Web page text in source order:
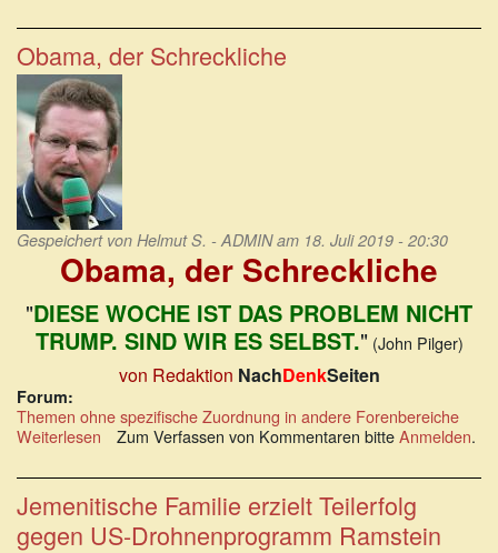
–
die
vergessene
Katastrophe:
Friedenspolitisches
Informationsheft
2019
Obama, der Schreckliche
Gespeichert von Helmut S. - ADMINam 18. Juli 2019 - 20:30
Obama, der Schreckliche
"DIESE WOCHE IST DAS PROBLEM NICHT
TRUMP. SIND WIR ES SELBST." (John Pilger)
von Redaktion NachDenkSeiten
Forum:
Themen ohne spezifische Zuordnung in andere Forenbereiche
Weiterlesen über
der
Schreckliche
Zum Verfassen von Kommentaren bitteAnmelden.
Jemenitische Familie erzielt Teilerfolg
gegen US-Drohnenprogramm Ramstein